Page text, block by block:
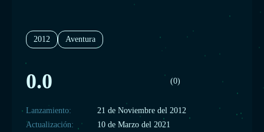
juego también cuenta con niveles adicionales de desafío, mapas
multijugador, trajes y personajes desbloqueables
2012 Aventura
0.0 (0)
Lanzamiento:
21 de Noviembre del 2012
Actualización:
10 de Marzo del 2021